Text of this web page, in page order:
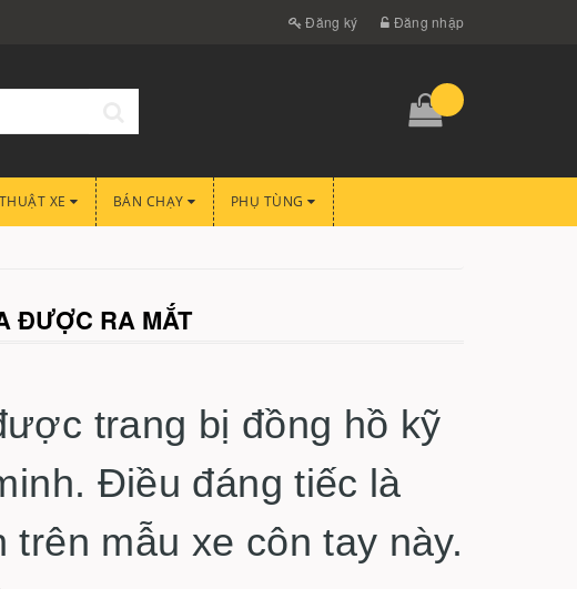
Đăng ký Đăng nhập
XE BÁN CHẠY PHỤ TÙNG
ĐƯỢC RA MẮT
trang bị đồng hồ kỹ
Điều đáng tiếc là
mẫu xe côn tay này.